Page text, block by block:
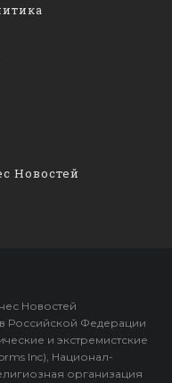
Новостей
Новостей
Российской Федерации
и экстремистские
Inc), Национал-
организация